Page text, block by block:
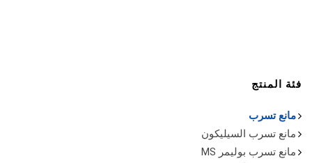
فئة المنتج
مانع تسرب
مانع تسرب السيليكون
مانع تسرب بوليمر MS